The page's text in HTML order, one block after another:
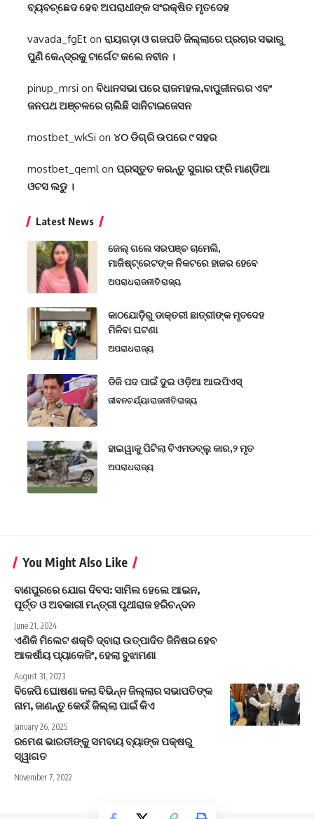
ବ୍ୟବଚ୍ଛେଦ ହେବ ଅପରାଧୀଙ୍କ ସଂରକ୍ଷିତ ମୃତଦେହ
vavada_fgEt on ରାୟଗଡ଼ା ଓ ଗଜପତି ଜିଲ୍ଲାରେ ପ୍ରଚାର ସଭାରୁ
ପୁଣି କେନ୍ଦ୍ରକୁ ଟାର୍ଗେଟ କଲେ ନବୀନ ।
pinup_mrsi on ବିଧାନସଭା ପରେ ରାଜମହଲ,ବାପୁଜୀନଗର ଏବଂ
ଜନପଥ ଅଞ୍ଚଳରେ ଚାଲିଛି ସାନିଟାଇଜେସନ
mostbet_wkSi on ୪୦ ଡିଗ୍ରି ଉପରେ ୯ ସହର
mostbet_qemlon ପ୍ରସ୍ତୁତ କରନ୍ତୁ ସୁଗାର ଫ୍ରି ମାଣ୍ଡିଆ
ଓଟସ ଲଡୁ ।
Latest News
ଜେଲ୍ ଗଲେ ସରପଞ୍ଚ ଚାମେଲି,
ମାଜିଷ୍ଟ୍ରେଟଙ୍କ ନିକଟରେ ହାଜର ହେବେ
ଅପରାଧରାଜନୀତିରାଜ୍ୟ
କାଠଯୋଡ଼ିରୁ ଡାକ୍ତରୀ ଛାତ୍ରୀଙ୍କ ମୃତଦେହ
ମିଳିବା ଘଟଣା
ଅପରାଧରାଜ୍ୟ
ଡିଜି ପଦ ପାଇଁ ଦୁଇ ଓଡ଼ିଆ ଆଇପିଏସ୍
ଜୀବନଚର୍ଯ୍ୟାରାଜନୀତିରାଜ୍ୟ
ହାଇୱାକୁ ପିଟିଲା ବିଏମଡବ୍ଲୁ କାର,୨ ମୃତ
ଅପରାଧରାଜ୍ୟ
You Might Also Like
ବାଣପୁରରେ ଯୋଗ ଦିବସ: ସାମିଲ ହେଲେ ଆଇନ,
ପୂର୍ତ୍ତ ଓ ଅବକାରୀ ମନ୍ତ୍ରୀ ପୃଥୀରାଜ ହରିଚନ୍ଦନ
June 21, 2024
ଏଣିକି ମିଲେଟ ଶକ୍ତି ଦ୍ବାରା ଉତ୍ପାଦିତ ଜିନିଷର ହେବ
ଆକର୍ଷୀୟ ପ୍ୟାକେଜିଂ, ହେଲା ବୁଝାମଣା
August 31, 2023
ବିଜେପି ଘୋଷଣା କଲା ବିଭିନ୍ନ ଜିଲ୍ଲାର ସଭାପତିଙ୍କ
ନାମ, ଜାଣନ୍ତୁ କେଉଁ ଜିଲ୍ଲା ପାଇଁ କିଏ
January 26, 2025
ରମେଶ ଭାରତୀଙ୍କୁ ସମବାୟ ବ୍ୟାଙ୍କ ପକ୍ଷରୁ
ସ୍ୱାଗତ
November 7, 2022